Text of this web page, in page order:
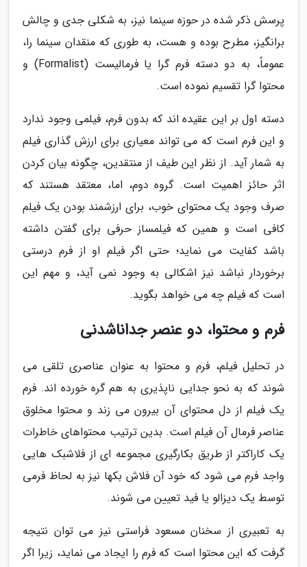
پرسش ذکر شده در حوزه سینما نیز، به شکلی جدی و چالش
برانگیز، مطرح بوده و هست، به طوری که منقدان سینما را،
عموماً، به دو دسته فرم گرا یا فرمالیست (Formalist) و
محتوا گرا تقسیم نموده است.
دسته اول بر این عقیده اند که بدون فرم، فیلمی وجود ندارد
و این فرم است که می تواند معیاری برای ارزش گذاری فیلم
به شمار آید. از نظر این طیف از منتقدین، چگونه بیان کردن
اثر حائز اهمیت است. گروه دوم، اما، معتقد هستند که
صرف وجود یک محتوای خوب، برای ارزشمند بودن یک فیلم
کافی است و همین که فیلمساز حرفی برای گفتن داشته
باشد کفایت می نماید؛ حتی اگر فیلم او از فرم درستی
برخوردار نباشد نیز اشکالی به وجود نمی آید، و مهم این
است که فیلم چه می خواهد بگوید.
فرم و محتوا، دو عنصر جداناشدنی
در تحلیل فیلم، فرم و محتوا به عنوان عناصری تلقی می
شوند که به نحو جدایی ناپذیری به هم گره خورده اند. فرم
یک فیلم از دل محتوای آن بیرون می زند و محتوا مخلوق
عناصر فرمال آن فیلم است. بدین ترتیب محتواهای خاطرات
یک کاراکتر از طریق بکارگیری مجموعه ای از فلاشبک هایی
واجد فرم می شود که خود آن فلاش بکها نیز به لحاظ فرمی
توسط یک دیزالو یا فید تعیین می شوند.
به تعبیری از سخنان مسعود فراستی نیز می توان نتیجه
گرفت که این محتوا است که فرم را ایجاد می نماید، زیرا اگر